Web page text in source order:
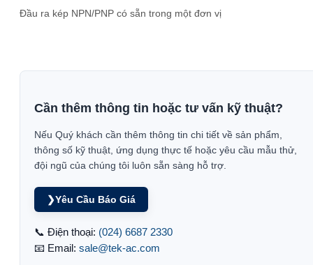
Đầu ra kép NPN/PNP có sẵn trong một đơn vị
Cần thêm thông tin hoặc tư vấn kỹ thuật?
Nếu Quý khách cần thêm thông tin chi tiết về sản phẩm,
thông số kỹ thuật, ứng dụng thực tế hoặc yêu cầu mẫu thử,
đội ngũ của chúng tôi luôn sẵn sàng hỗ trợ.
❯Yêu Cầu Báo Giá
📞 Điện thoại: (024) 6687 2330
📧 Email: sale@tek-ac.com